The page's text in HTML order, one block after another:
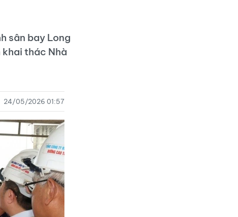
sân bay Long
thác Nhà
24/05/2026 01:57